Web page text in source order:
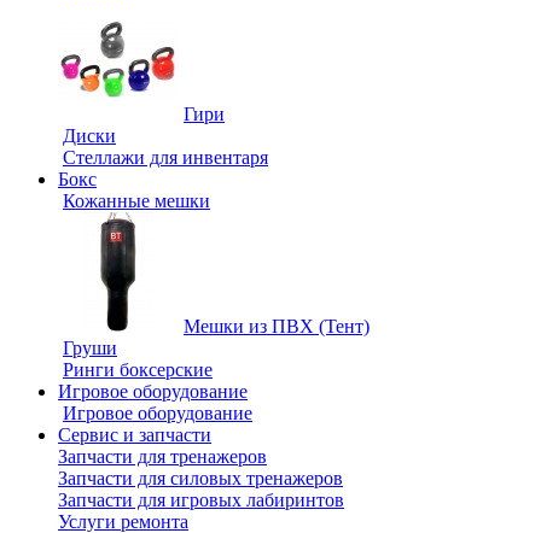
Гири
Диски
Стеллажи для инвентаря
Бокс
Кожанные мешки
Мешки из ПВХ (Тент)
Груши
Ринги боксерские
Игровое оборудование
Игровое оборудование
Сервис и запчасти
Запчасти для тренажеров
Запчасти для силовых тренажеров
Запчасти для игровых лабиринтов
Услуги ремонта